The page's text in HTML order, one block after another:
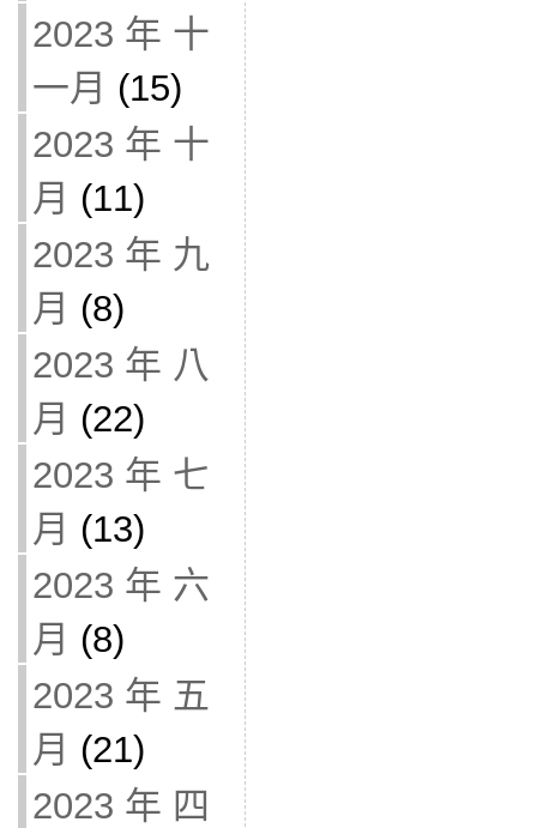
2023 年 十
一月 (15)
2023 年 十
月 (11)
2023 年 九
月 (8)
2023 年 八
月 (22)
2023 年 七
月 (13)
2023 年 六
月 (8)
2023 年 五
月 (21)
2023 年 四